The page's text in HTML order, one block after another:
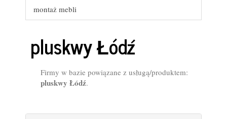
montaż mebli
pluskwy Łódź
Firmy w bazie powiązane z usługą/produktem:
pluskwy Łódź.